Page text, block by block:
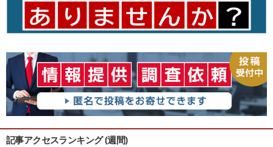
記事アクセスランキング (週間)